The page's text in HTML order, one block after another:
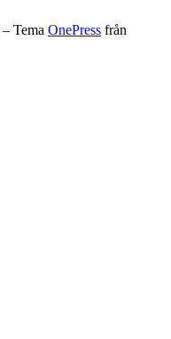
– Tema OnePress från